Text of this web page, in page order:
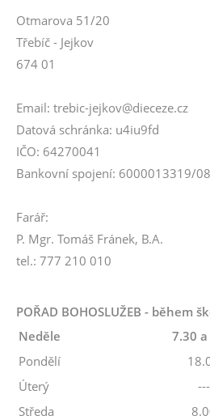
Otmarova 51/20
Třebíč - Jejkov
674 01
Email: trebic-jejkov@dieceze.cz
Datová schránka: u4iu9fd
IČO: 64270041
Bankovní spojení: 6000013319/
Farář:
P. Mgr. Tomáš Fránek, B.A.
tel.: 777 210 010
POŘAD BOHOSLUŽEB - během
Neděle
7.30
Pondělí
Úterý
---
Středa